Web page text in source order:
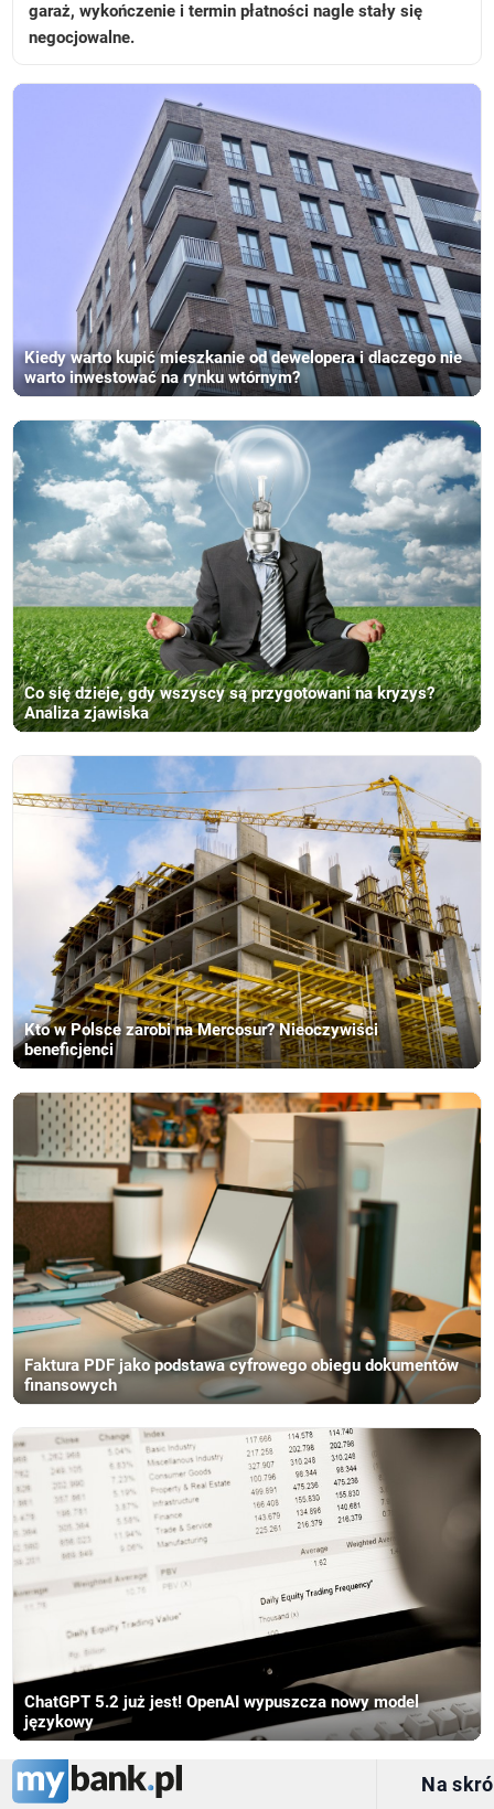
garaż, wykończenie i termin płatności nagle stały się
negocjowalne.
Kiedy warto kupić mieszkanie od dewelopera i dlaczego nie
warto inwestować na rynku wtórnym?
Co się dzieje, gdy wszyscy są przygotowani na kryzys?
Analiza zjawiska
Kto w Polsce zarobi na Mercosur? Nieoczywiści
beneficjenci
Faktura PDF jako podstawa cyfrowego obiegu dokumentów
finansowych
ChatGPT 5.2 już jest! OpenAI wypuszcza nowy model
językowy
Na